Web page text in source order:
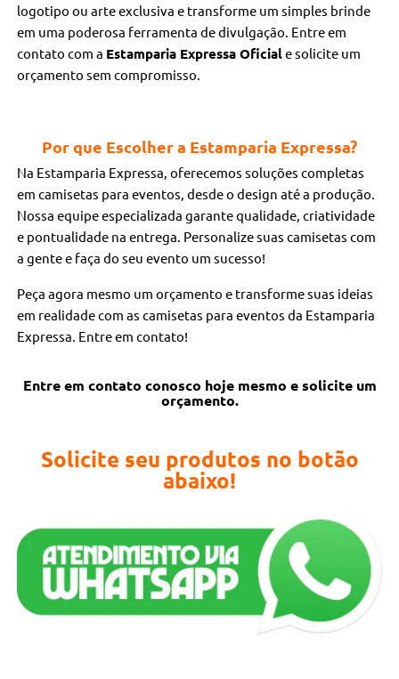
logotipo ou arte exclusiva e transforme um simples brinde
em uma poderosa ferramenta de divulgação. Entre em
contato com a Estamparia Expressa Oficiale solicite um
orçamento sem compromisso.
Por que Escolher a Estamparia Expressa?
Na Estamparia Expressa, oferecemos soluções completas
em camisetas para eventos, desde o design até a produção.
Nossa equipe especializada garante qualidade, criatividade
e pontualidade na entrega. Personalize suas camisetas com
a gente e faça do seu evento um sucesso!
Peça agora mesmo um orçamento e transforme suas ideias
em realidade com as camisetas para eventos da Estamparia
Expressa. Entre em contato!
Entre em contato conosco hoje mesmo e solicite um
orçamento.
Solicite seu produtos no botão
abaixo!